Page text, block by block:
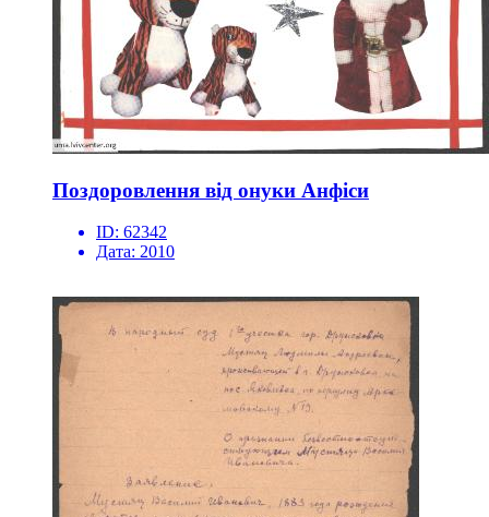
Поздоровлення від онуки Анфіси
ID: 62342
Дата: 2010